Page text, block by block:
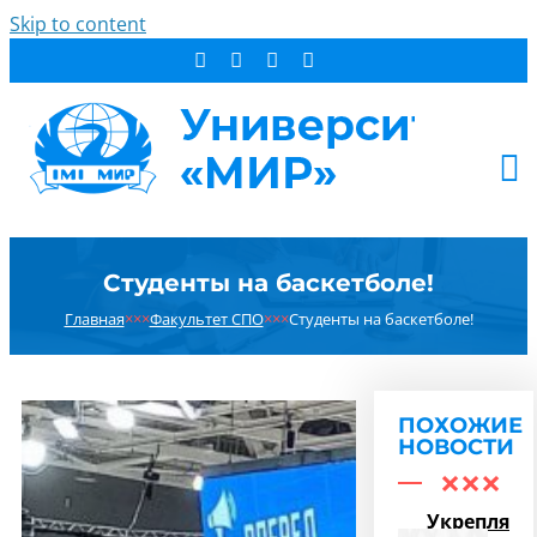
Skip to content
СТУДЕНТУ
ДОПОБРАЗОВАНИЕ
НОВОСТИ
КОНТАКТЫ
РЕЗУЛЬТАТ ПОИСКА:
Студенты на баскетболе!
Главная×××Факультет СПО×××Студенты на баскетболе!
ПОХОЖИЕ
НОВОСТИ
Укрепляем